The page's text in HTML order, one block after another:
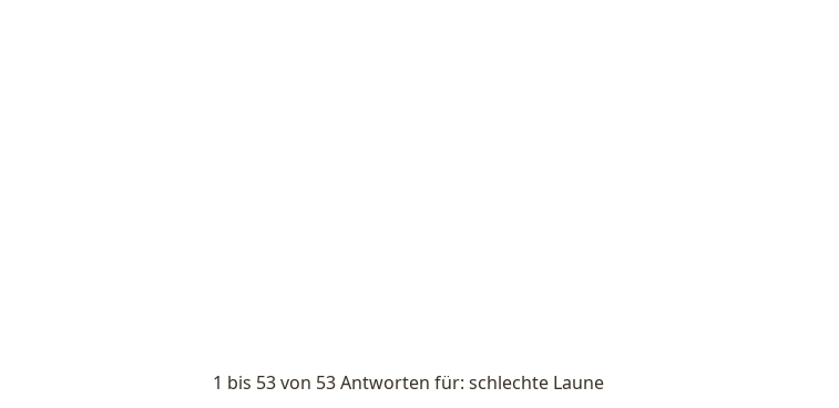
1 bis 53 von 53 Antworten für: schlechte Laune